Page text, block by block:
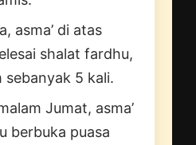
asma’ di atas
shalat fardhu,
sebanyak 5 kali.
Jumat, asma’
berbuka puasa